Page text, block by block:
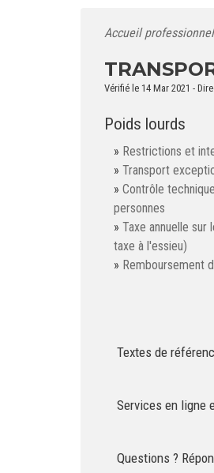
Accueil
Vérifié le 14 Mar 2021 -
Poids lourds
Restrictions et
Transport
Contrôle
personnes
Taxe annuelle sur
taxe à l'essieu)
Remboursement
Textes de
Services en ligne
Questions ?